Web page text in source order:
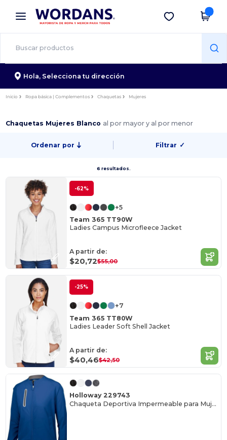
× App de Wordans
¡Mejores precios en app!
Descargar app
Hola, Selecciona tu dirección
Inicio Ropa básica | Complementos Chaquetas Mujeres
Chaquetas Mujeres Blanco al por mayor y al por menor
Ordenar por Filtrar ✓
6 resultados.
-62%
+5
Team 365 TT90W
Ladies Campus Microfleece Jacket
A partir de:
$20,72$55,00
-25%
+7
Team 365 TT80W
Ladies Leader Soft Shell Jacket
A partir de:
$40,46$42,50
Holloway 229743
Chaqueta Deportiva Impermeable para Mujeres